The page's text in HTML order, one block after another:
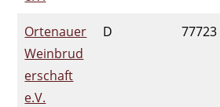
Ortenauer
Weinbrud
erschaft
e.V.
D 77723